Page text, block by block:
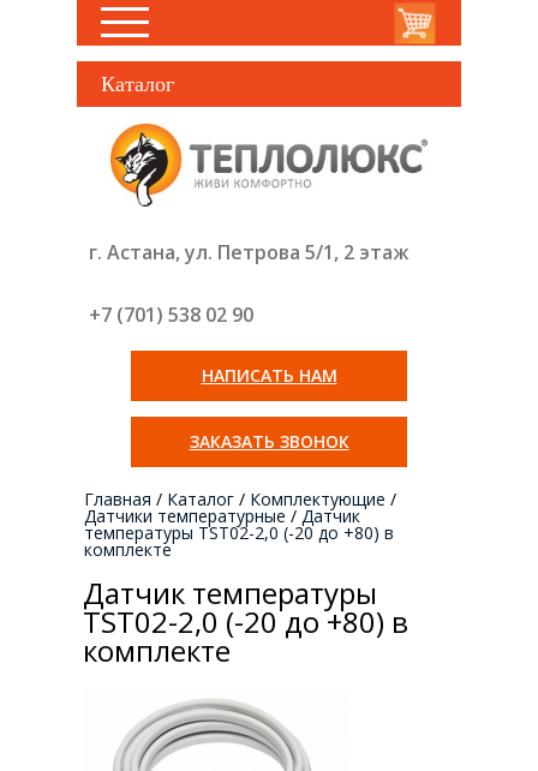
Каталог
г. Астана, ул. Петрова 5/1, 2 этаж
+7 (701) 538 02 90
НАПИСАТЬ НАМ
ЗАКАЗАТЬ ЗВОНОК
Главная / Каталог / Комплектующие /
Датчики температурные / Датчик
температуры TST02-2,0 (-20 до +80) в
комплекте
Датчик температуры
TST02-2,0 (-20 до +80) в
комплекте